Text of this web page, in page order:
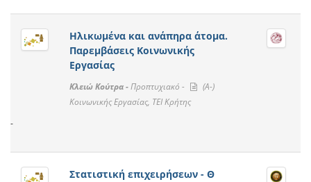
Ηλικωμένα και ανάπηρα άτομα.
Παρεμβάσεις Κοινωνικής
Εργασίας
Κλειώ Κούτρα -Προπτυχιακό -
(A-)
Κοινωνικής Εργασίας, ΤΕΙ Κρήτης
-
Στατιστική επιχειρήσεων - Θ